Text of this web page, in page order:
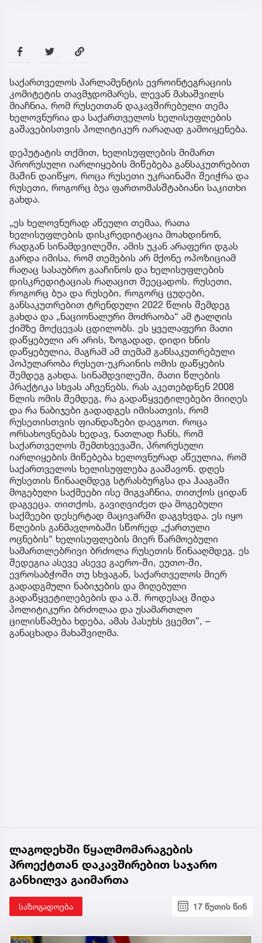
საქართველოს პარლამენტის ევროინტეგრაციის
კომიტეტის თავმჯდომარეს, ლევან მახაშვილს
მიაჩნია, რომ რუსეთთან დაკავშირებული თემა
ხელოვნურია და საქართველოს ხელისუფლების
გაშავებისთვის პოლიტიკურ იარაღად გამოიყენება.
დეპუტატის თქმით, ხელისუფლების მიმართ
პრორუსული იარლიყების მიწებება განსაკუთრებით
მაშინ დაიწყო, როცა რუსეთი უკრაინაში შეიჭრა და
რუსეთი, როგორც ბუა ფართომასშტაბიანი საკითხი
გახდა.
„ეს ხელოვნურად აწეული თემაა, რათა
ხელისუფლების დისკრედიტაცია მოახდინონ,
რადგან სინამდვილეში, ამის უკან არაფერი დგას
გარდა იმისა, რომ თემების არ მქონე ოპოზიციამ
რაღაც სასაუბრო გააჩინოს და ხელისუფლების
დისკრედიტაციას რაღაცით შეეცადოს. რუსეთი,
როგორც ბუა და რუსები, როგორც ცუდები,
განსაკუთრებით ტრენდული 2022 წლის შემდეგ
გახდა და „ნაციონალური მოძრაობა“ ამ ტალღის
ქიმზე მოქცევას ცდილობს. ეს ყველაფერი მათი
დაწყებული არ არის, ზოგადად, დიდი ხნის
დაწყებულია, მაგრამ ამ თემამ განსაკუთრებული
პოპულარობა რუსეთ-უკრაინის ომის დაწყების
შემდეგ გახდა. სინამდვილეში, მათი წლების
პრაქტიკა სხვას აჩვენებს, რას აკეთებდნენ 2008
წლის ომის შემდეგ, რა გადაწყვეტილებები მიიღეს
და რა ნაბიჯები გადადგეს იმისათვის, რომ
რუსეთისთვის ფიანდაზები დაეგოთ. როცა
ორსახოვნებას ხედავ, ნათლად ჩანს, რომ
საქართველოს შემთხვევაში, პრორუსული
იარლიყების მიწებება ხელოვნურად აწეულია, რომ
საქართველოს ხელისუფლება გააშავონ. დღეს
რუსეთის წინააღმდეგ სტრასბურგსა და ჰააგაში
მოგებული საქმეები ისე მიგვაჩნია, თითქოს ციდან
დაგვეცა. თითქოს, გავიღვიძეთ და მოგებული
საქმეები დესერტად მაცივარში დაგვხვდა. ეს იყო
წლების განმავლობაში სწორედ „ქართული
ოცნების“ ხელისუფლების მიერ წარმოებული
სამართლებრივი ბრძოლა რუსეთის წინააღმდეგ. ეს
შედეგია ასევე ასევე გაერო-ში, ეუთო-ში,
ევროსაბჭოში თუ სხვაგან, საქართველოს მიერ
გადადგმული ნაბიჯების და მიღებული
გადაწყვეტილებების და ა.შ. როდესაც შიდა
პოლიტიკური ბრძოლაა და უსამართლო
ცილისწამება ხდება, ამას პასუხს ვცემთ”, –
განაცხადა მახაშვილმა.
ლაგოდეხში წყალმომარაგების
პროექტთან დაკავშირებით საჯარო
განხილვა გაიმართა
საზოგადოება 17 წუთის წინ